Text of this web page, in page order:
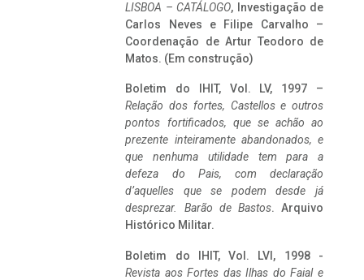
LISBOA – CATÁLOGO, Investigação de
Carlos Neves e Filipe Carvalho –
Coordenação de Artur Teodoro de
Matos. (Em construção)
Boletim do IHIT, Vol. LV, 1997 –
Relação dos fortes, Castellos e outros
pontos fortificados, que se achão ao
prezente inteiramente abandonados, e
que nenhuma utilidade tem para a
defeza do Pais, com declaração
d’aquelles que se podem desde já
desprezar. Barão de Bastos. Arquivo
Histórico Militar.
Boletim do IHIT, Vol. LVI, 1998 -
Revista aos Fortes das Ilhas do Faial e